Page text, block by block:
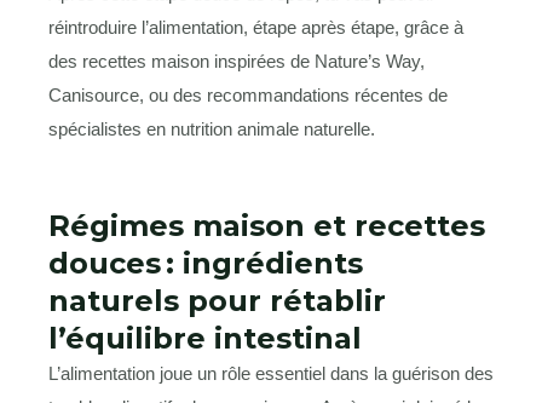
réintroduire l’alimentation, étape après étape, grâce à
des recettes maison inspirées de Nature’s Way,
Canisource, ou des recommandations récentes de
spécialistes en nutrition animale naturelle.
Régimes maison et recettes
douces : ingrédients
naturels pour rétablir
l’équilibre intestinal
L’alimentation joue un rôle essentiel dans la guérison des